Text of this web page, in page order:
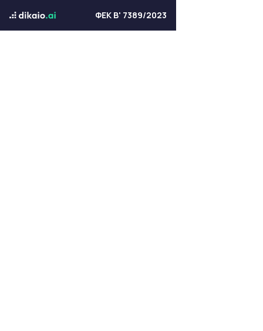
ΦΕΚ Β' 7389/2023